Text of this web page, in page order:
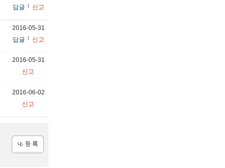
답글
신고
2016-05-31
답글
신고
2016-05-31
신고
2016-06-02
신고